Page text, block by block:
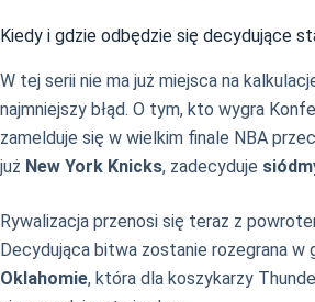
Kiedy i gdzie odbędzie się decydujące
W tej serii nie ma już miejsca na
najmniejszy błąd. O tym, kto wygra
zamelduje się w wielkim finale NBA
już New York Knicks, zadecyduje
Rywalizacja przenosi się teraz z
Decydująca bitwa zostanie rozegrana w
Oklahomie, która dla koszykarzy